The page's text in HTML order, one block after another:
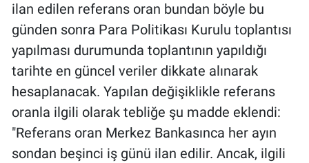
ilan edilen referans oran bundan böyle bu
günden sonra Para Politikası Kurulu toplantısı
yapılması durumunda toplantının yapıldığı
tarihte en güncel veriler dikkate alınarak
hesaplanacak. Yapılan değişiklikle referans
oranla ilgili olarak tebliğe şu madde eklendi:
"Referans oran Merkez Bankasınca her ayın
sondan beşinci iş günü ilan edilir. Ancak, ilgili